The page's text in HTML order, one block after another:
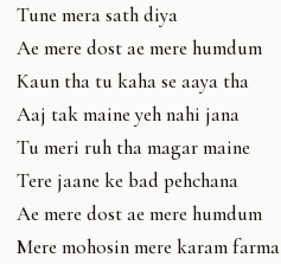
Tune mera sath diya
Ae mere dost ae mere humdum
Kaun tha tu kaha se aaya tha
Aaj tak maine yeh nahi jana
Tu meri ruh tha magar maine
Tere jaane ke bad pehchana
Ae mere dost ae mere humdum
Mere mohosin mere karam farma